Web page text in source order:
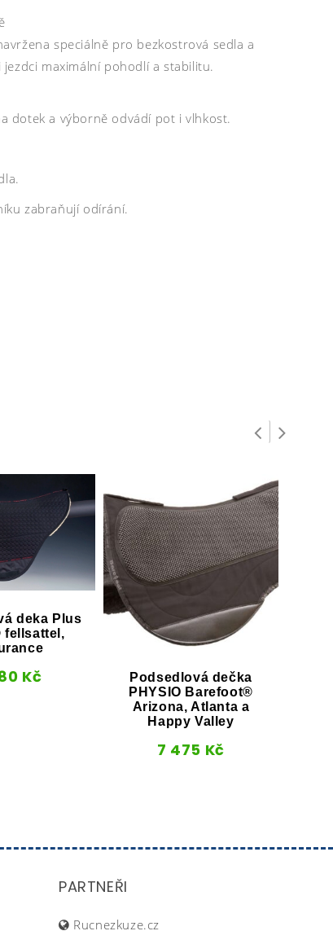
speciálně pro bezkostrová sedla a
maximální pohodlí a stabilitu.
dotek a výborně odvádí pot i vlhkost.
zabraňují odírání.
deka Plus
fellsattel,
Kč
Podsedlová dečka
PHYSIO Barefoot®
Arizona, Atlanta a
Happy Valley
7 475 Kč
PARTNEŘI
Rucnezkuze.cz